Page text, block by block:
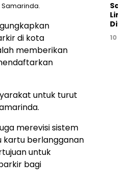
di kota
memberikan
untuk turut
merevisi sistem
kartu berlangganan
untuk
bagi